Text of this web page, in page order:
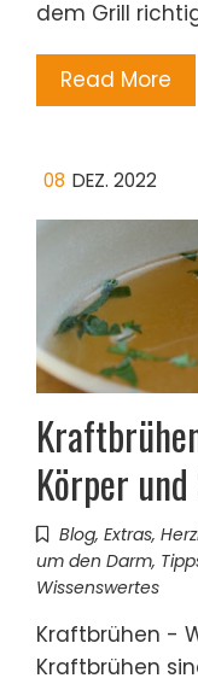
dem Grill
Read More
08 DEZ. 2022
Körper und
Blog, Extras,
um den Darm,
Wissenswertes
Kraftbrühen -
Kraftbrühen